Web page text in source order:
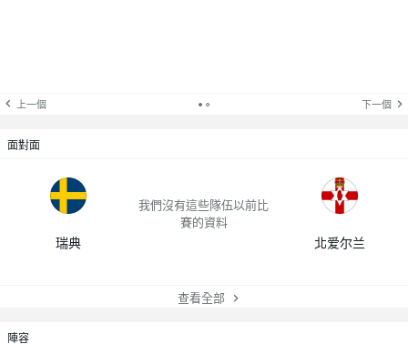
陣容
上一個 下一個
面對面
瑞典
我們沒有這些隊伍以前比
賽的資料
北爱尔兰
查看全部